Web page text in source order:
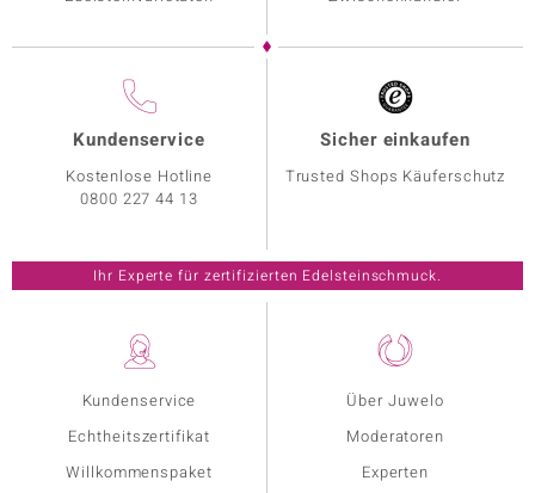
Kundenservice
Echtheitszertifikat
Willkommenspaket
Über Juwelo
Moderatoren
Experten
Kundenservice
Kostenlose Hotline
0800 227 44 13
Sicher einkaufen
Trusted Shops Käuferschutz
Ihr Experte für zertifizierten Edelsteinschmuck.